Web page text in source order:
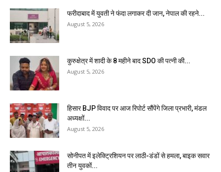
फरीदाबाद में युवती ने फंदा लगाकर दी जान, नेपाल की रहने...
August 5, 2026
कुरुक्षेत्र में शादी के 8 महीने बाद SDO की पत्नी की...
August 5, 2026
हिसार BJP विवाद पर आज रिपोर्ट सौंपेंगे जिला प्रभारी, मंडल
अध्यक्षों...
August 5, 2026
सोनीपत में इलेक्ट्रिशियन पर लाठी-डंडों से हमला, बाइक सवार
तीन युवकों...